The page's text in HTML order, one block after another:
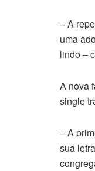
– A
uma
lindo –
A nova
single
– A
sua